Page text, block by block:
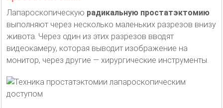
Лапароскопическую радикальную простатэктомию
выполняют через несколько маленьких разрезов внизу
живота. Через один из этих разрезов вводят
видеокамеру, которая выводит изображение на
монитор, через другие — хирургические инструменты.